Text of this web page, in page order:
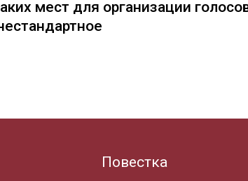
мест для организации
Повестка